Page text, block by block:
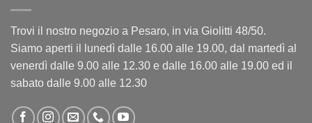
Trovi il nostro negozio a Pesaro, in via Giolitti 48/50.
Siamo aperti il lunedì dalle 16.00 alle 19.00, dal martedì al
venerdì dalle 9.00 alle 12.30 e dalle 16.00 alle 19.00 ed il
sabato dalle 9.00 alle 12.30